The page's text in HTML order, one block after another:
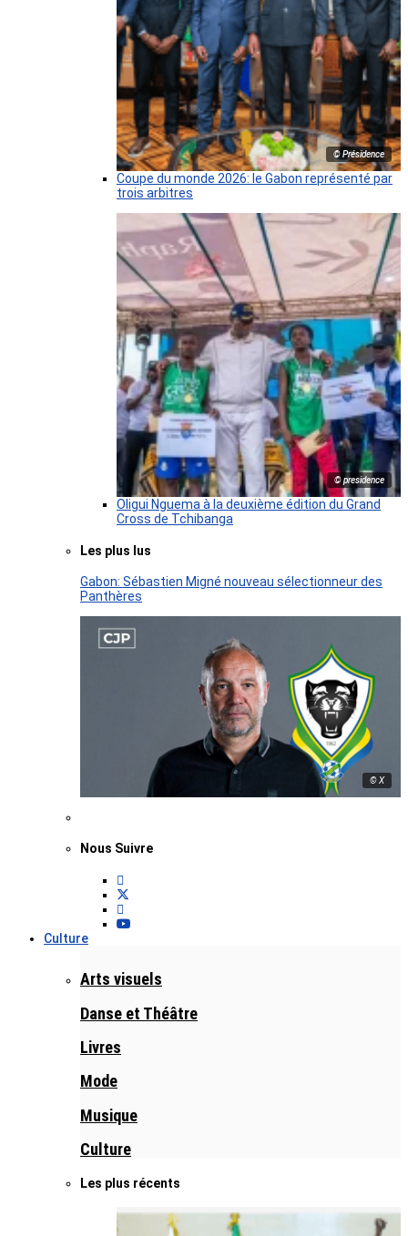
© Présidence
Coupe du monde 2026: le Gabon représenté par
trois arbitres
© presidence
Oligui Nguema à la deuxième édition du Grand
Cross de Tchibanga
Les plus lus
Gabon: Sébastien Migné nouveau sélectionneur des
Panthères
© X
Nous Suivre
Culture
Arts visuels
Danse et Théâtre
Livres
Mode
Musique
Culture
Les plus récents